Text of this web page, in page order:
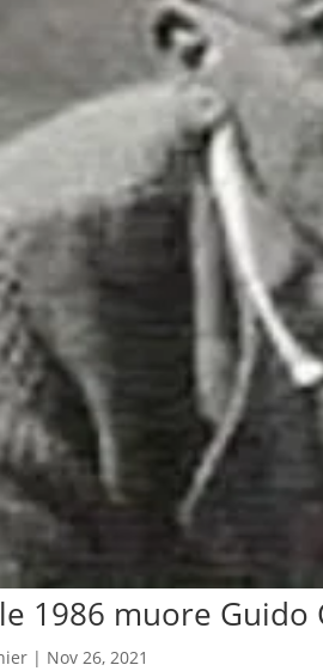
1986 muore Guido
| Nov 26, 2021